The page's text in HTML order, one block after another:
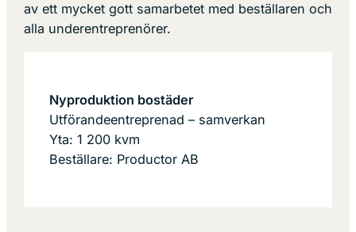
av ett mycket gott samarbetet med beställaren och
alla underentreprenörer.
Nyproduktion bostäder
Utförandeentreprenad – samverkan
Yta: 1 200 kvm
Beställare: Productor AB